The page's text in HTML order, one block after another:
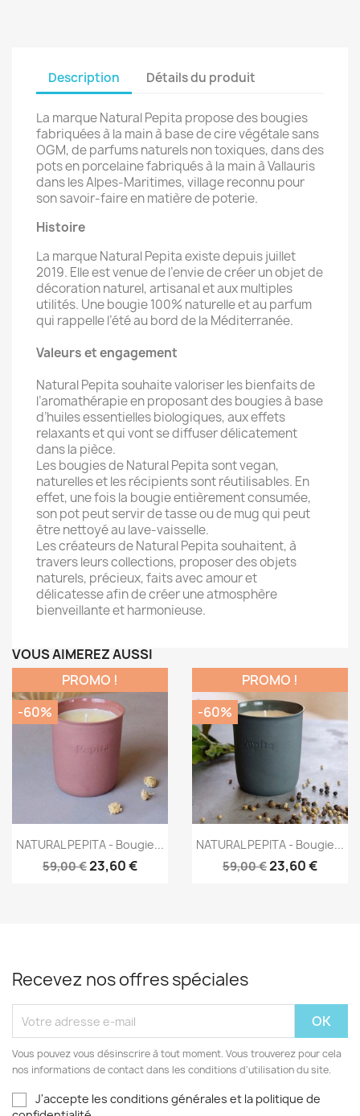
Description Détails du produit
La marque Natural Pepita propose des bougies
fabriquées à la main à base de cire végétale sans
OGM, de parfums naturels non toxiques, dans des
pots en porcelaine fabriqués à la main à Vallauris
dans les Alpes-Maritimes, village reconnu pour
son savoir-faire en matière de poterie.
Histoire
La marque Natural Pepita existe depuis juillet
2019. Elle est venue de l’envie de créer un objet de
décoration naturel, artisanal et aux multiples
utilités. Une bougie 100% naturelle et au parfum
qui rappelle l’été au bord de la Méditerranée.
Valeurs et engagement
Natural Pepita souhaite valoriser les bienfaits de
l’aromathérapie en proposant des bougies à base
d’huiles essentielles biologiques, aux effets
relaxants et qui vont se diffuser délicatement
dans la pièce.
Les bougies de Natural Pepita sont vegan,
naturelles et les récipients sont réutilisables. En
effet, une fois la bougie entièrement consumée,
son pot peut servir de tasse ou de mug qui peut
être nettoyé au lave-vaisselle.
Les créateurs de Natural Pepita souhaitent, à
travers leurs collections, proposer des objets
naturels, précieux, faits avec amour et
délicatesse afin de créer une atmosphère
bienveillante et harmonieuse.
VOUS AIMEREZ AUSSI
Aperçu rapide
NATURAL PEPITA - Bougie...
59,00 €23,60 €
PROMO !
-60%
Aperçu rapide
NATURAL PEPITA - Bougie...
59,00 €23,60 €
PROMO !
-60%
Recevez nos offres spéciales
Vous pouvez vous désinscrire à tout moment. Vous trouverez pour cela
nos informations de contact dans les conditions d'utilisation du site.
J'accepte les conditions générales et la politique de